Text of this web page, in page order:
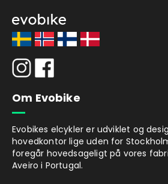
Om Evobike
Evobikes elcykler er udviklet og
hovedkontor lige uden for
foregår hovedsageligt på vores
Aveiro i Portugal.